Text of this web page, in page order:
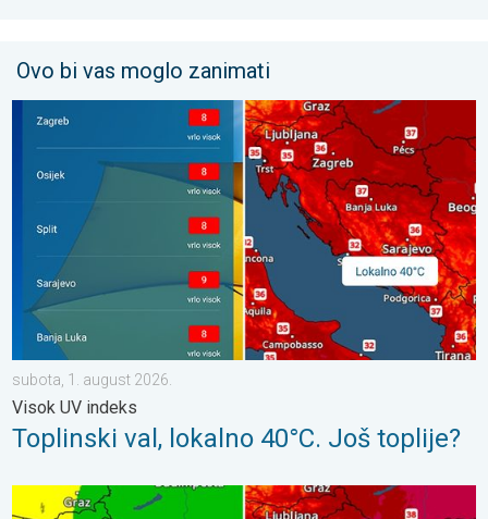
Ovo bi vas moglo zanimati
Toplinski val, lokalno 40°C. Još toplije?. Visok UV indeks. . .
subota, 1. august 2026.
Visok UV indeks
Toplinski val, lokalno 40°C. Još toplije?
Vrhunac toplinskog vala. Svježije u petak. Negdje stižu i